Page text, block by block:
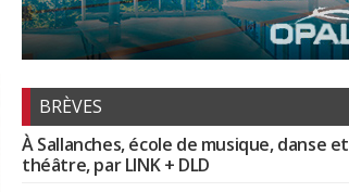
BRÈVES
À Sallanches, école de musique, danse et
théâtre, par LINK + DLD